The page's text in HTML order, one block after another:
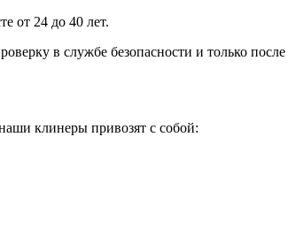
от 24 до 40 лет.
в службе безопасности и только
клинеры привозят с собой: